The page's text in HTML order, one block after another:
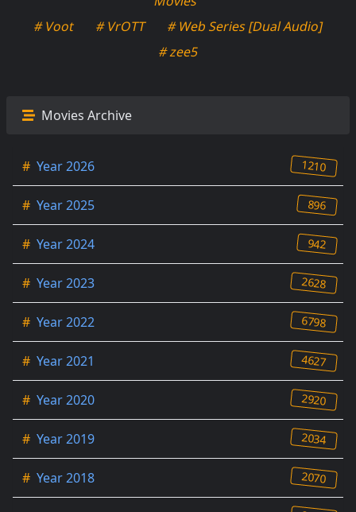
# Voot
# VrOTT
# Web Series [Dual Audio]
# zee5
Movies Archive
# Year 2026 1210
# Year 2025 896
# Year 2024 942
# Year 2023 2628
# Year 2022 6798
# Year 2021 4627
# Year 2020 2920
# Year 2019 2034
# Year 2018 2070